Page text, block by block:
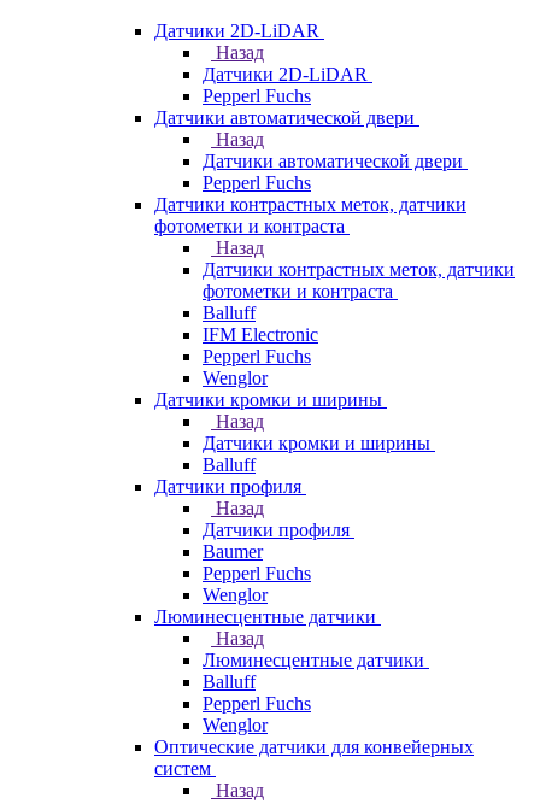
Датчики 2D-LiDAR
Назад
Датчики 2D-LiDAR
Pepperl Fuchs
Датчики автоматической двери
Назад
Датчики автоматической двери
Pepperl Fuchs
Датчики контрастных меток, датчики
фотометки и контраста
Назад
Датчики контрастных меток, датчики
фотометки и контраста
Balluff
IFM Electronic
Pepperl Fuchs
Wenglor
Датчики кромки и ширины
Назад
Датчики кромки и ширины
Balluff
Датчики профиля
Назад
Датчики профиля
Baumer
Pepperl Fuchs
Wenglor
Люминесцентные датчики
Назад
Люминесцентные датчики
Balluff
Pepperl Fuchs
Wenglor
Оптические датчики для конвейерных
систем
Назад